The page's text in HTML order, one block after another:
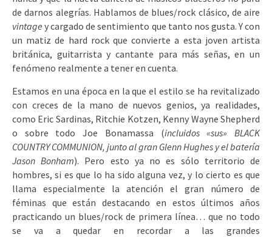
de darnos alegrías. Hablamos de blues/rock clásico, de aire
vintage y cargado de sentimiento que tanto nos gusta. Y con
un matiz de hard rock que convierte a esta joven artista
británica, guitarrista y cantante para más señas, en un
fenómeno realmente a tener en cuenta.
Estamos en una época en la que el estilo se ha revitalizado
con creces de la mano de nuevos genios, ya realidades,
como Eric Sardinas, Ritchie Kotzen, Kenny Wayne Shepherd
o sobre todo Joe Bonamassa (incluidos «sus» BLACK
COUNTRY COMMUNION, junto al gran Glenn Hughes y el batería
Jason Bonham). Pero esto ya no es sólo territorio de
hombres, si es que lo ha sido alguna vez, y lo cierto es que
llama especialmente la atención el gran número de
féminas que están destacando en estos últimos años
practicando un blues/rock de primera línea… que no todo
se va a quedar en recordar a las grandes